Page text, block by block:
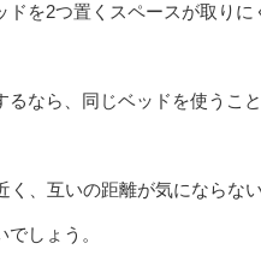
を2つ置くスペースが取りに
るなら、同じベッドを使うこ
く、互いの距離が気にならな
しょう。